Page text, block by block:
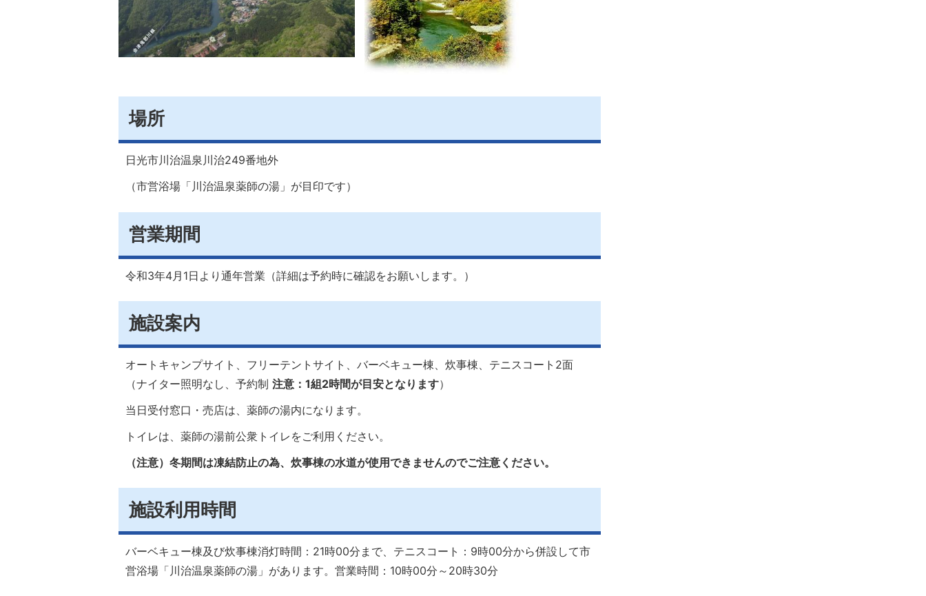
場所
日光市川治温泉川治249番地外
（市営浴場「川治温泉薬師の湯」が目印です）
営業期間
令和3年4月1日より通年営業（詳細は予約時に確認をお願いします。）
​​​​​​​施設案内
オートキャンプサイト、フリーテントサイト、バーベキュー棟、炊事棟、テニスコート2面
（ナイター照明なし、予約制 注意：1組2時間が目安となります）
当日受付窓口・売店は、薬師の湯内になります。
トイレは、薬師の湯前公衆トイレをご利用ください。
（注意）冬期間は凍結防止の為、炊事棟の水道が使用できませんのでご注意ください。
施設利用時間
バーベキュー棟及び炊事棟消灯時間：21時00分まで、テニスコート：9時00分から併設して市
営浴場「川治温泉薬師の湯」があります。営業時間：10時00分～20時30分